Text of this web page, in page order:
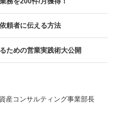
頼者に伝える方法
ための営業実践術大公開
産コンサルティング事業部長